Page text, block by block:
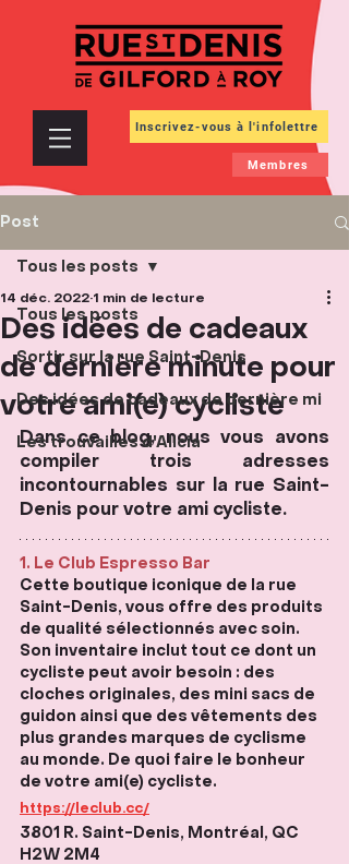
Inscrivez-vous à l'infolettre
Membres
Post
Tous les posts
Sortir sur la rue Saint-Denis
Des idées de cadeaux de dernière mi
Les trouvailles d'Alicia
Tous les posts
Des idées de cadeaux
de dernière minute pour
votre ami(e) cycliste
14 déc. 2022 1 min de lecture
Dans ce blog, nous vous avons
compiler trois adresses
incontournables sur la rue Saint-
Denis pour votre ami cycliste.
1. Le Club Espresso Bar
Cette boutique iconique de la rue
Saint-Denis, vous offre des produits
de qualité sélectionnés avec soin.
Son inventaire inclut tout ce dont un
cycliste peut avoir besoin : des
cloches originales, des mini sacs de
guidon ainsi que des vêtements des
plus grandes marques de cyclisme
au monde. De quoi faire le bonheur
de votre ami(e) cycliste.
https://leclub.cc/
3801 R. Saint-Denis, Montréal, QC
H2W 2M4